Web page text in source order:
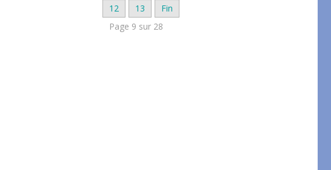
12
13
Fin
Page 9 sur 28